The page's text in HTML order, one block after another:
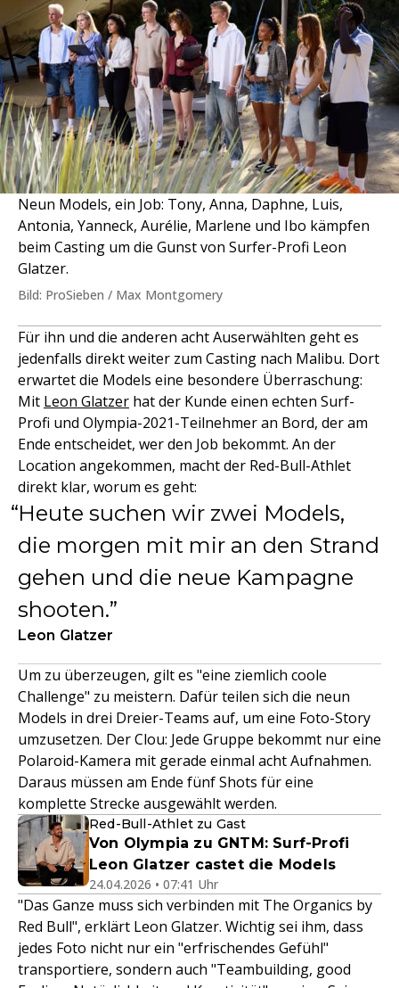
Neun Models, ein Job: Tony, Anna, Daphne, Luis,
Antonia, Yanneck, Aurélie, Marlene und Ibo kämpfen
beim Casting um die Gunst von Surfer-Profi Leon
Glatzer.
Bild: ProSieben / Max Montgomery
Für ihn und die anderen acht Auserwählten geht es
jedenfalls direkt weiter zum Casting nach Malibu. Dort
erwartet die Models eine besondere Überraschung:
Mit Leon Glatzer hat der Kunde einen echten Surf-
Profi und Olympia-2021-Teilnehmer an Bord, der am
Ende entscheidet, wer den Job bekommt. An der
Location angekommen, macht der Red-Bull-Athlet
direkt klar, worum es geht:
Heute suchen wir zwei Models,
die morgen mit mir an den Strand
gehen und die neue Kampagne
shooten.
Leon Glatzer
Um zu überzeugen, gilt es "eine ziemlich coole
Challenge" zu meistern. Dafür teilen sich die neun
Models in drei Dreier-Teams auf, um eine Foto-Story
umzusetzen. Der Clou: Jede Gruppe bekommt nur eine
Polaroid-Kamera mit gerade einmal acht Aufnahmen.
Daraus müssen am Ende fünf Shots für eine
komplette Strecke ausgewählt werden.
Red-Bull-Athlet zu Gast
Von Olympia zu GNTM: Surf-Profi
Leon Glatzer castet die Models
24.04.2026 • 07:41 Uhr
"Das Ganze muss sich verbinden mit The Organics by
Red Bull", erklärt Leon Glatzer. Wichtig sei ihm, dass
jedes Foto nicht nur ein "erfrischendes Gefühl"
transportiere, sondern auch "Teambuilding, good